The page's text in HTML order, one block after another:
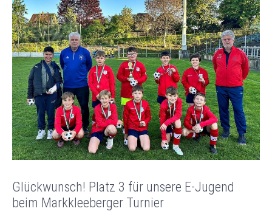
Glückwunsch! Platz 3 für unsere E-Jugend
beim Markkleeberger Turnier